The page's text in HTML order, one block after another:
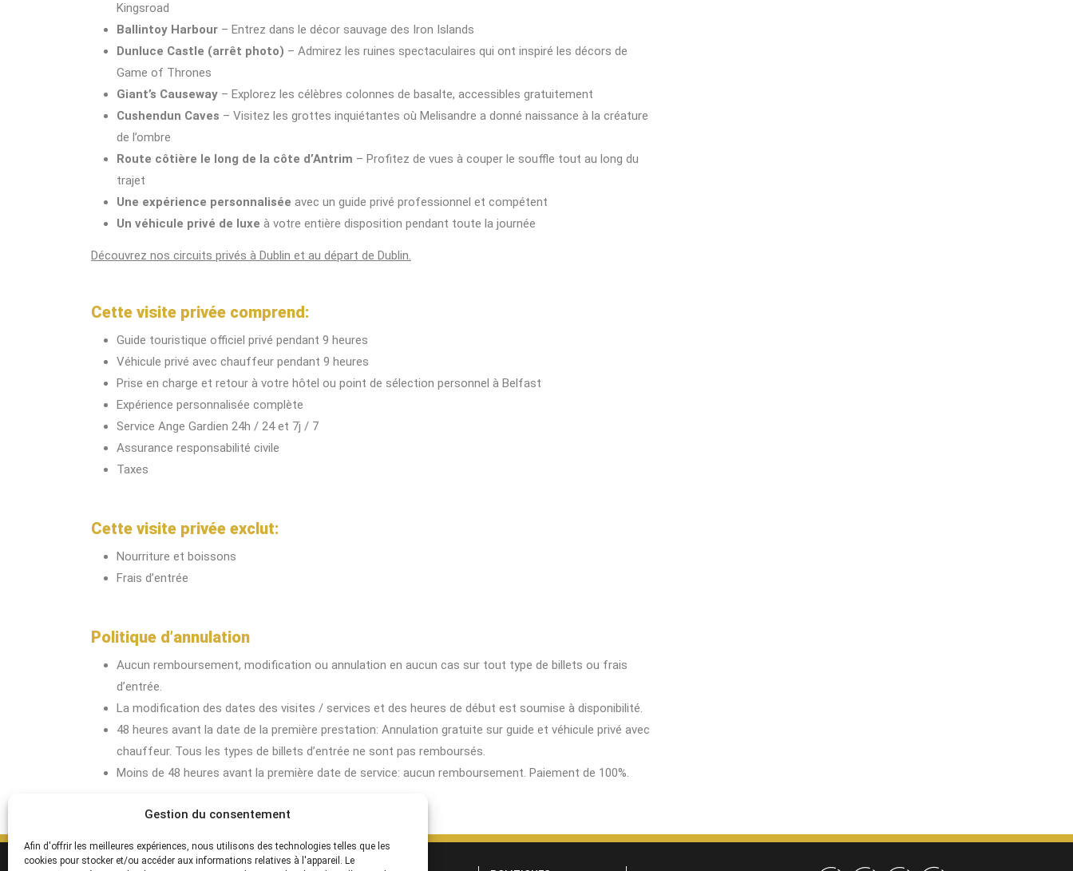
Gestion du consentement
Afin d'offrir les meilleures expériences, nous utilisons des technologies telles que les
cookies pour stocker et/ou accéder aux informations relatives à l'appareil. Le
Kingsroad
Ballintoy Harbour – Entrez dans le décor sauvage des Iron Islands
Dunluce Castle (arrêt photo) – Admirez les ruines spectaculaires qui ont inspiré les décors de
Game of Thrones
Giant’s Causeway – Explorez les célèbres colonnes de basalte, accessibles gratuitement
Cushendun Caves – Visitez les grottes inquiétantes où Melisandre a donné naissance à la créature
de l’ombre
Route côtière le long de la côte d’Antrim – Profitez de vues à couper le souffle tout au long du
trajet
Une expérience personnalisée avec un guide privé professionnel et compétent
Un véhicule privé de luxe à votre entière disposition pendant toute la journée
Découvrez nos circuits privés à Dublin et au départ de Dublin.
Cette visite privée comprend:
Guide touristique officiel privé pendant 9 heures
Véhicule privé avec chauffeur pendant 9 heures
Prise en charge et retour à votre hôtel ou point de sélection personnel à Belfast
Expérience personnalisée complète
Service Ange Gardien 24h / 24 et 7j / 7
Assurance responsabilité civile
Taxes
Cette visite privée exclut:
Nourriture et boissons
Frais d’entrée
Politique d’annulation
Aucun remboursement, modification ou annulation en aucun cas sur tout type de billets ou frais
d’entrée.
La modification des dates des visites / services et des heures de début est soumise à disponibilité.
48 heures avant la date de la première prestation: Annulation gratuite sur guide et véhicule privé avec
chauffeur. Tous les types de billets d’entrée ne sont pas remboursés.
Moins de 48 heures avant la première date de service: aucun remboursement. Paiement de 100%.